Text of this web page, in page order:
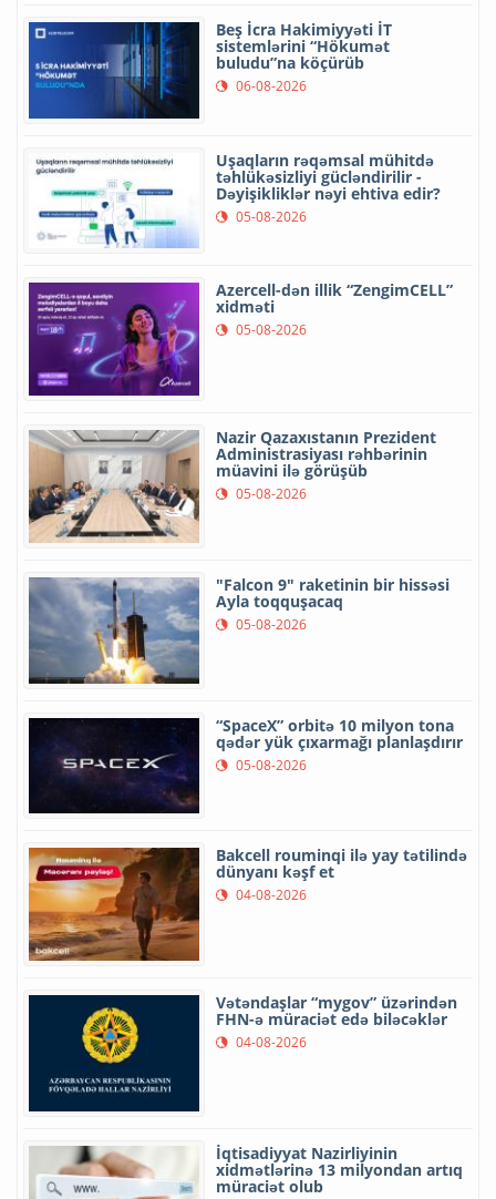
Beş İcra Hakimiyyəti İT
sistemlərini “Hökumət
buludu”na köçürüb
06-08-2026
Uşaqların rəqəmsal mühitdə
təhlükəsizliyi gücləndirilir -
Dəyişikliklər nəyi ehtiva edir?
05-08-2026
Azercell-dən illik “ZengimCELL”
xidməti
05-08-2026
Nazir Qazaxıstanın Prezident
Administrasiyası rəhbərinin
müavini ilə görüşüb
05-08-2026
"Falcon 9" raketinin bir hissəsi
Ayla toqquşacaq
05-08-2026
“SpaceX” orbitə 10 milyon tona
qədər yük çıxarmağı planlaşdırır
05-08-2026
Bakcell rouminqi ilə yay tətilində
dünyanı kəşf et
04-08-2026
Vətəndaşlar “mygov” üzərindən
FHN-ə müraciət edə biləcəklər
04-08-2026
İqtisadiyyat Nazirliyinin
xidmətlərinə 13 milyondan artıq
müraciət olub